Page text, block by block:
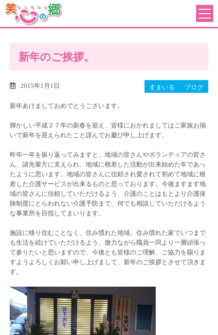
新年のご挨拶。
2015年1月1日 すまいる ブログ
新年あけましておめでとうございます。
輝かしい平成２７年の新春を迎え、皆様におかれましてはご家族お揃
いで新年を迎えられたこと謹んでお慶び申し上げます。
昨年一年を振り返ってみますと、地域の皆さんやボランティアの皆さ
ん、諸先輩方に支えられ、地域に根差した活動が出来始めた年であっ
たように思います。地域の皆さんに信頼され愛されて初めて地域に根
差した介護サービスが出来るものと思っております。今後ますます地
域の皆さんに信頼していただけるよう、介護のことはもとより介護保
険制度にとらわれない介護予防まで、何でも相談していただけるよう
な事業所を目指してまいります。
施設に移り住むことなく、住み慣れた地域、住み慣れた家でいつまで
も生活を続けていただけるよう、微力ながら職員一同より一層頑張っ
て参りたいと思いますので、今後とも皆様のご理解、ご協力を賜りま
すようよろしくお願い申し上げまして、新年のご挨拶とさせて頂きま
す。